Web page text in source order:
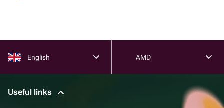
English AMD
Useful links